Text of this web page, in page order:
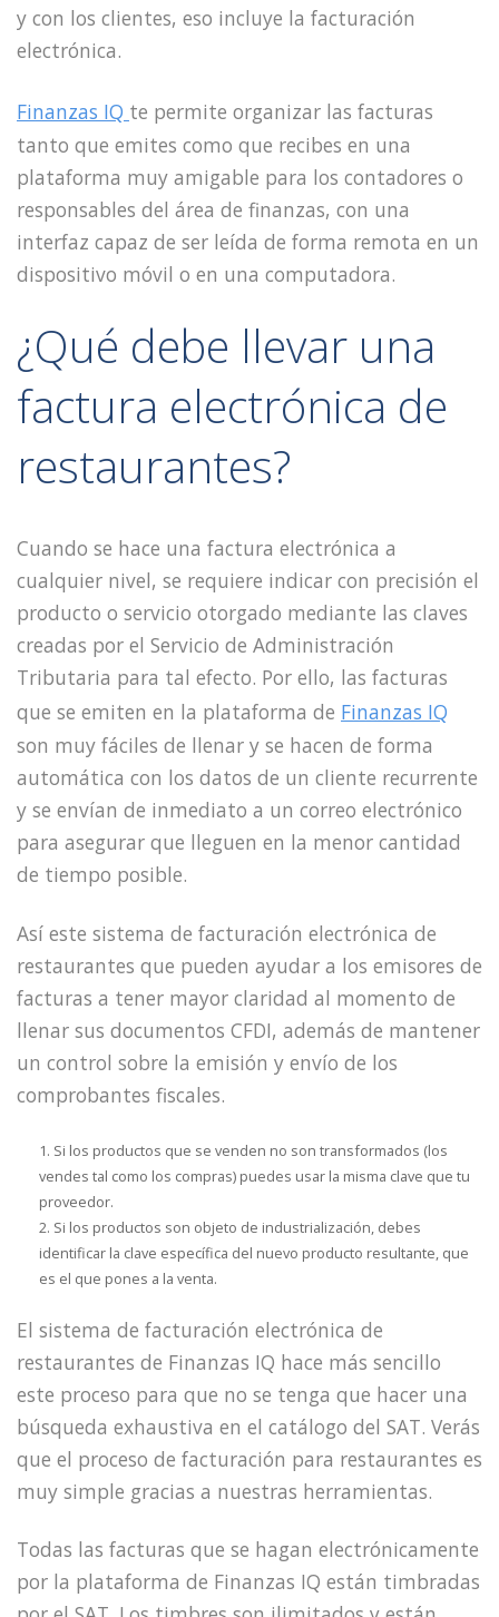
y con los clientes, eso incluye la facturación
electrónica.
Finanzas IQ te permite organizar las facturas
tanto que emites como que recibes en una
plataforma muy amigable para los contadores o
responsables del área de finanzas, con una
interfaz capaz de ser leída de forma remota en un
dispositivo móvil o en una computadora.
¿Qué debe llevar una
factura electrónica de
restaurantes?
Cuando se hace una factura electrónica a
cualquier nivel, se requiere indicar con precisión el
producto o servicio otorgado mediante las claves
creadas por el Servicio de Administración
Tributaria para tal efecto. Por ello, las facturas
que se emiten en la plataforma de Finanzas IQ
son muy fáciles de llenar y se hacen de forma
automática con los datos de un cliente recurrente
y se envían de inmediato a un correo electrónico
para asegurar que lleguen en la menor cantidad
de tiempo posible.
Así este sistema de facturación electrónica de
restaurantes que pueden ayudar a los emisores de
facturas a tener mayor claridad al momento de
llenar sus documentos CFDI, además de mantener
un control sobre la emisión y envío de los
comprobantes fiscales.
Si los productos que se venden no son transformados (los
vendes tal como los compras) puedes usar la misma clave que tu
proveedor.
Si los productos son objeto de industrialización, debes
identificar la clave específica del nuevo producto resultante, que
es el que pones a la venta.
El sistema de facturación electrónica de
restaurantes de Finanzas IQ hace más sencillo
este proceso para que no se tenga que hacer una
búsqueda exhaustiva en el catálogo del SAT. Verás
que el proceso de facturación para restaurantes es
muy simple gracias a nuestras herramientas.
Todas las facturas que se hagan electrónicamente
por la plataforma de Finanzas IQ están timbradas